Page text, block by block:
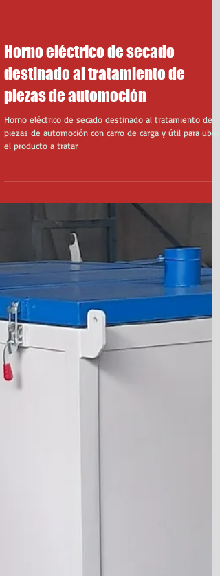
Horno eléctrico de secado
destinado al tratamiento de
piezas de automoción
el producto a tratar